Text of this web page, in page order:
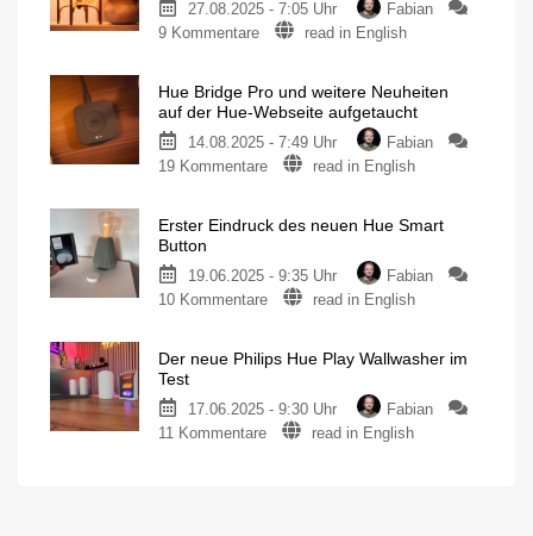
in
allen
verfügbar
7,
oder
21
Meter
27.08.2025 - 7:05 Uhr
Fabian
9 Kommentarezu
Leuchtmittel
schaffen
1.000
bis
Weitere
aufgetaucht
read in English
Hue Bridge Pro und weitere Neuheiten
auf der Hue-Webseite aufgetaucht
14.08.2025 - 7:49 Uhr
Fabian
19 Kommentarezu
Pro
weitere
Neuheiten
Hue-
aufgetaucht
Hersteller
read in English
Erster Eindruck des neuen Hue Smart
Button
19.06.2025 - 9:35 Uhr
Fabian
10 Kommentarezu
des
Hue
Smart
read in English
Der neue Philips Hue Play Wallwasher im
Test
17.06.2025 - 9:30 Uhr
Fabian
11 Kommentarezu
read in English